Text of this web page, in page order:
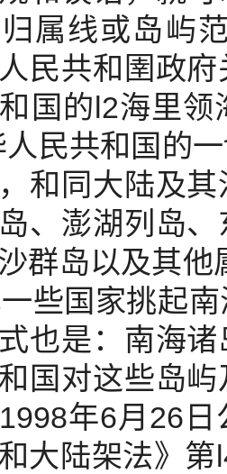
属线或岛屿
人民共和圉政
国的l2海里
人民共和国的
和同大陆及
、澎湖列岛
群岛以及其他
些国家挑起
也是：南海
国对这些岛
年6月26
大陆架法》